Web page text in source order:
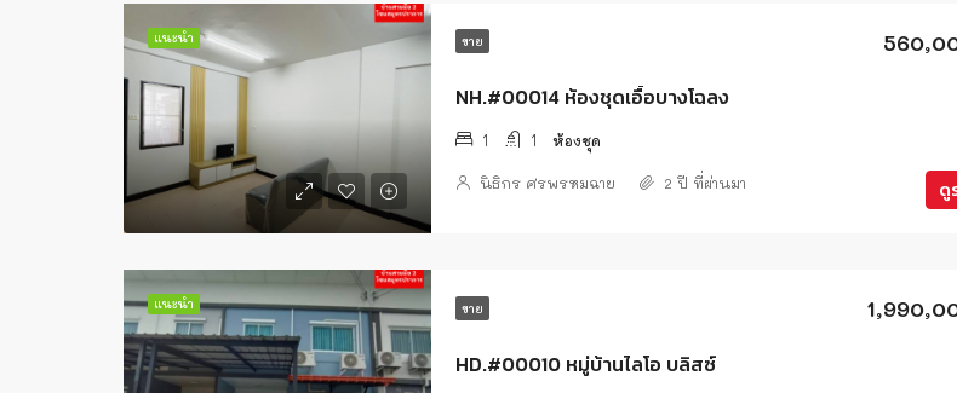
แนะนำ ขาย
NH.#00014 ห้องชุดเอื้อบางโฉลง
1 1 ห้องชุด
ดู
นิธิกร ศรพรหมฉาย 2 ปี ที่ผ่านมา
แนะนำ ขาย
HD.#00010 หมู่บ้านไลโอ บลิสซ์